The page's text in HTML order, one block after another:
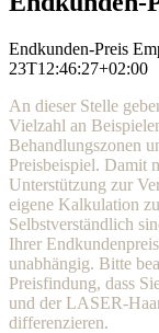
Endkunden-Preis
23T12:46:27+02:00
An dieser Stelle
Vielzahl an
Behandlungszonen
Preisbeispiel. Damit
Unterstützung zur
eigene Kalkulation
Selbstverständlich
Ihrer
unabhängig. Bitte
Preisfindung, dass
und der LASER-
differenzieren.